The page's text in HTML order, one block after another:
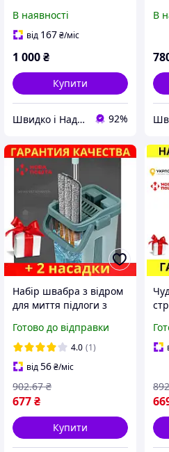
закладкою 3 змінні
насадки латунь
чорна для каліграфії
В наявності
від 167₴/міс
1 000₴
Купити
Швидко і Надійно 92%
В
Набір швабра з відром
для миття підлоги з
віджиманням швабри з
автовіджимом зі
змінними насадками
Easym ALKJ-5
Готово до відправки
4.0 (1)
від56₴/міс
677₴
902.67 ₴
Купити
892